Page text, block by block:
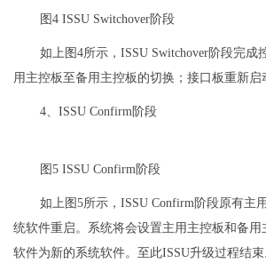
图4 ISSU Switchover阶段
如上图4所示，ISSU Switchover阶段完成
用主控板至备用主控板的切换；接口板重新启
4、ISSU Confirm阶段
图5 ISSU Confirm阶段
如上图5所示，ISSU Confirm阶段原有主
统软件重启。系统将会设置主用主控板和备用
软件为新的系统软件。至此ISSU升级过程结束